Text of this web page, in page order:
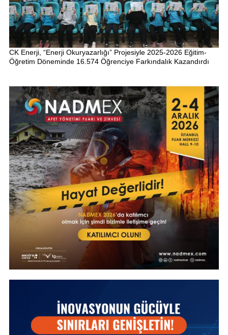
CK Enerji, “Enerji Okuryazarlığı” Projesiyle 2025-2026 Eğitim-
Öğretim Döneminde 16.574 Öğrenciye Farkındalık Kazandırdı